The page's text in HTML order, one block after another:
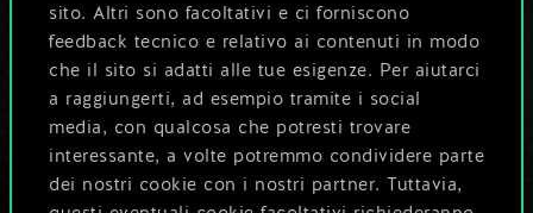
sito. Altri sono facoltativi e ci forniscono
feedback tecnico e relativo ai contenuti in modo
che il sito si adatti alle tue esigenze. Per aiutarci
a raggiungerti, ad esempio tramite i social
media, con qualcosa che potresti trovare
interessante, a volte potremmo condividere parte
dei nostri cookie con i nostri partner. Tuttavia,
Ma può diventare
molto altro!
Dai un nome al mazzo e crea una
guida